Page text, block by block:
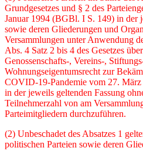
Grundgesetzes und § 2 des
Januar 1994 (BGBl. I S. 149) in der
sowie deren Gliederungen und
Versammlungen unter Anwendung
Abs. 4 Satz 2 bis 4 des Gesetzes
Genossenschafts-, Vereins-,
Wohnungseigentumsrecht zur
COVID-19-Pandemie vom 27.
in der jeweils geltenden Fassung
Teilnehmerzahl von am
Parteimitgliedern durchzuführen.
(2) Unbeschadet des Absatzes 1
politischen Parteien sowie deren